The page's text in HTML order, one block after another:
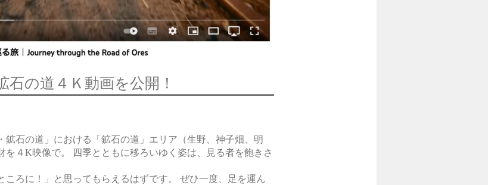
石の道４Ｋ動画を公開！
鉱石の道」における「鉱石の道」エリア（生野、神子畑、明
を４K映像で。 四季とともに移ろいゆく姿は、見る者を飽きさ
ころに！」と思ってもらえるはずです。 ぜひ一度、足を運ん